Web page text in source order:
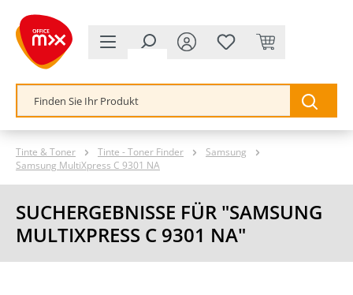
springen
Tinte & Toner Tinte - Toner Finder
Samsung
Samsung MultiXpress C 9301 NA
SUCHERGEBNISSE FÜR "SAMSUNG
MULTIXPRESS C 9301 NA"